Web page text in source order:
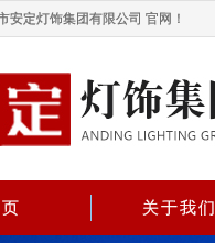
安定灯饰集团有限公司 官网！
关于我们